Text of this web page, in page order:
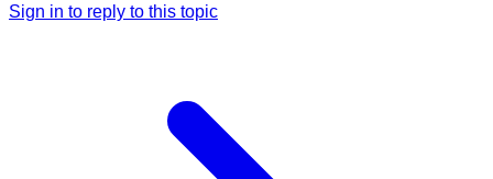
Sign in to reply to this topic